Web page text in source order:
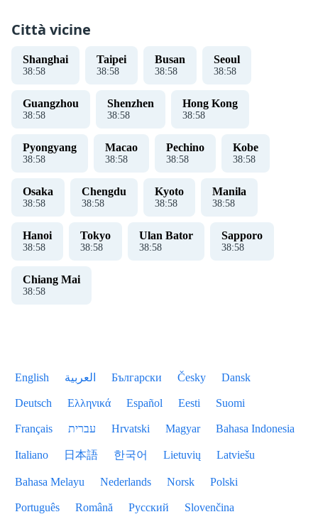
Città vicine
Shanghai
38:58
Taipei
38:58
Busan
38:58
Seoul
38:58
Guangzhou
38:58
Shenzhen
38:58
Hong Kong
38:58
Pyongyang
38:58
Macao
38:58
Pechino
38:58
Kobe
38:58
Osaka
38:58
Chengdu
38:58
Kyoto
38:58
Manila
38:58
Hanoi
38:58
Tokyo
38:58
Ulan Bator
38:58
Sapporo
38:58
Chiang Mai
38:58
English العربية Български Česky Dansk
Deutsch Ελληνικά Español Eesti Suomi
Français עברית Hrvatski Magyar Bahasa Indonesia
Italiano 日本語 한국어 Lietuvių Latviešu
Bahasa Melayu Nederlands Norsk Polski
Português Română Русский Slovenčina